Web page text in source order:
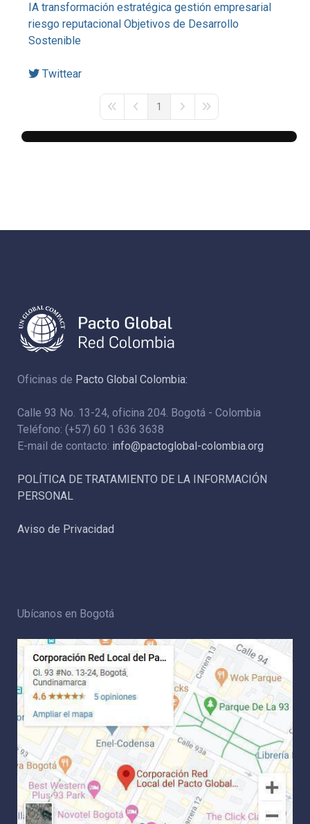
IA transformación estratégica gestión empresarial
riesgo reputacional Objetivos de Desarrollo
Sostenible
Twittear
First PagePrevious Page
1
Next PageLast Page
Oficinas de Pacto Global Colombia:
Calle 93 No. 13-24, oficina 204. Bogotá - Colombia
Teléfono: (+57) 60 1 636 3638
E-mail de contacto: info@pactoglobal-colombia.org
POLÍTICA DE TRATAMIENTO DE LA INFORMACIÓN
PERSONAL
Aviso de Privacidad
Ubícanos en Bogotá